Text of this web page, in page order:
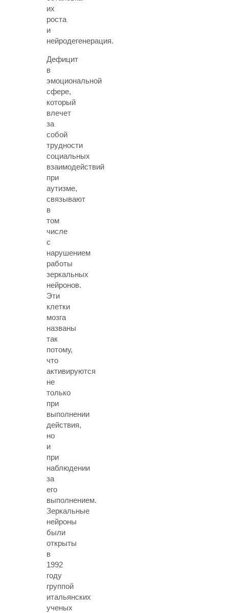
их
роста
и
нейродегенерация.
Дефицит
в
эмоциональной
сфере,
который
влечет
за
собой
трудности
социальных
взаимодействий
при
аутизме,
связывают
в
том
числе
с
нарушением
работы
зеркальных
нейронов.
Эти
клетки
мозга
названы
так
потому,
что
активируются
не
только
при
выполнении
действия,
но
и
при
наблюдении
за
его
выполнением.
Зеркальные
нейроны
были
открыты
в
1992
году
группой
итальянских
ученых